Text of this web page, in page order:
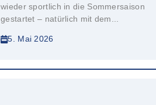
wieder sportlich in die Sommersaison
gestartet – natürlich mit dem...
5. Mai 2026